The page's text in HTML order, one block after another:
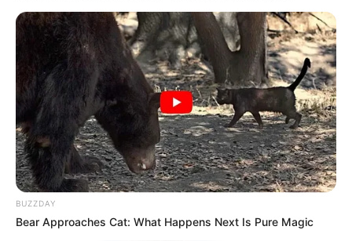
BUZZDAY
Bear Approaches Cat: What Happens Next Is Pure Magic